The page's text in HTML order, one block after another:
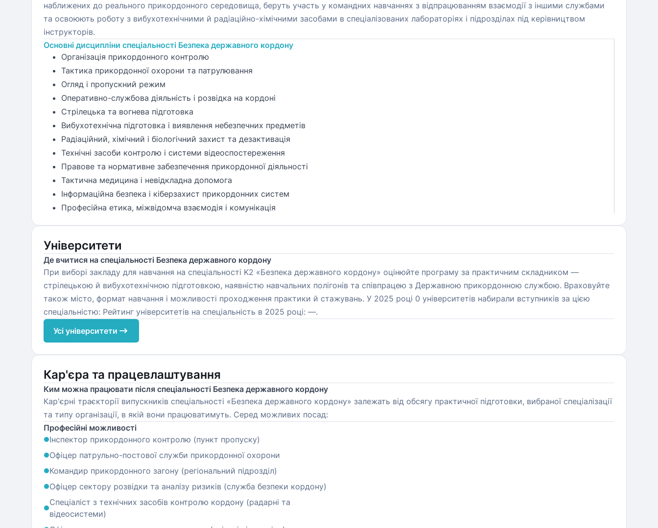
наближених до реального прикордонного середовища, беруть участь у командних навчаннях з відпрацюванням взаємодії з іншими службами
та освоюють роботу з вибухотехнічними й радіаційно-хімічними засобами в спеціалізованих лабораторіях і підрозділах під керівництвом
інструкторів.
Основні дисципліни спеціальності Безпека державного кордону
Організація прикордонного контролю
Тактика прикордонної охорони та патрулювання
Огляд і пропускний режим
Оперативно-службова діяльність і розвідка на кордоні
Стрілецька та вогнева підготовка
Вибухотехнічна підготовка і виявлення небезпечних предметів
Радіаційний, хімічний і біологічний захист та дезактивація
Технічні засоби контролю і системи відеоспостереження
Правове та нормативне забезпечення прикордонної діяльності
Тактична медицина і невідкладна допомога
Інформаційна безпека і кіберзахист прикордонних систем
Професійна етика, міжвідомча взаємодія і комунікація
Університети
Де вчитися на спеціальності Безпека державного кордону
При виборі закладу для навчання на спеціальності K2 «Безпека державного кордону» оцінюйте програму за практичним складником —
стрілецькою й вибухотехнічною підготовкою, наявністю навчальних полігонів та співпрацею з Державною прикордонною службою. Враховуйте
також місто, формат навчання і можливості проходження практики й стажувань. У 2025 році 0 університетів набирали вступників за цією
спеціальністю: Рейтинг університетів на спеціальність в 2025 році: —.
Усі університети
Кар'єра та працевлаштування
Ким можна працювати після спеціальності Безпека державного кордону
Кар'єрні траєкторії випускників спеціальності «Безпека державного кордону» залежать від обсягу практичної підготовки, вибраної спеціалізації
та типу організації, в якій вони працюватимуть. Серед можливих посад:
Професійні можливості
Інспектор прикордонного контролю (пункт пропуску)
Офіцер патрульно-постової служби прикордонної охорони
Командир прикордонного загону (регіональний підрозділ)
Офіцер сектору розвідки та аналізу ризиків (служба безпеки кордону)
Спеціаліст з технічних засобів контролю кордону (радарні та
відеосистеми)